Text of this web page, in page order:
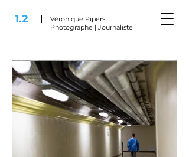
1.2
Véronique Pipers
Photographe | Journaliste